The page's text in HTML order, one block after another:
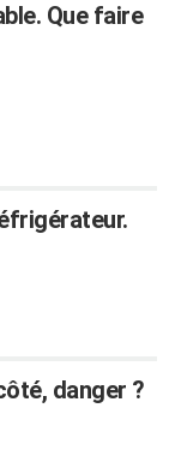
Que faire
danger ?